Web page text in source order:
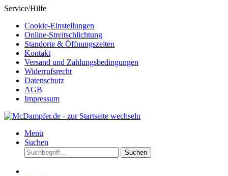
Service/Hilfe
Cookie-Einstellungen
Online-Streitschlichtung
Standorte & Öffnungszeiten
Kontakt
Versand und Zahlungsbedingungen
Widerrufsrecht
Datenschutz
AGB
Impressum
Menü
Suchen
Suchen